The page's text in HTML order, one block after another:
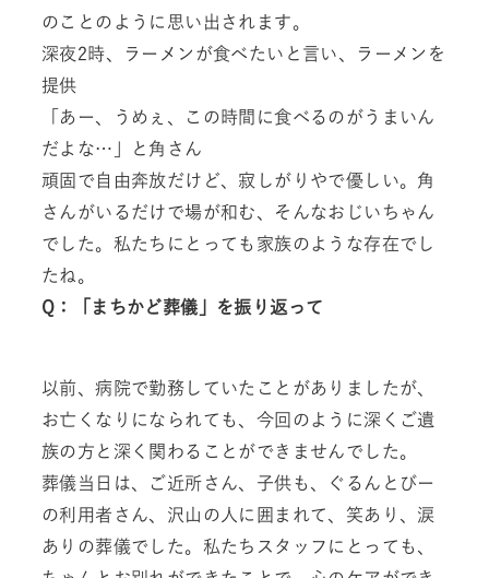
のことのように思い出されます。
深夜2時、ラーメンが食べたいと言い、ラーメンを
提供
「あー、うめぇ、この時間に食べるのがうまいん
だよな…」と角さん
頑固で自由奔放だけど、寂しがりやで優しい。角
さんがいるだけで場が和む、そんなおじいちゃん
でした。私たちにとっても家族のような存在でし
たね。
Q：「まちかど葬儀」を振り返って
以前、病院で勤務していたことがありましたが、
お亡くなりになられても、今回のように深くご遺
族の方と深く関わることができませんでした。
葬儀当日は、ご近所さん、子供も、ぐるんとびー
の利用者さん、沢山の人に囲まれて、笑あり、涙
ありの葬儀でした。私たちスタッフにとっても、